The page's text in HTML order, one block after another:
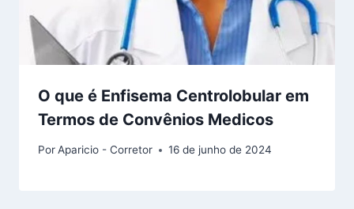
O que é Enfisema Centrolobular em
Termos de Convênios Medicos
PorAparicio - Corretor 16 de junho de 2024